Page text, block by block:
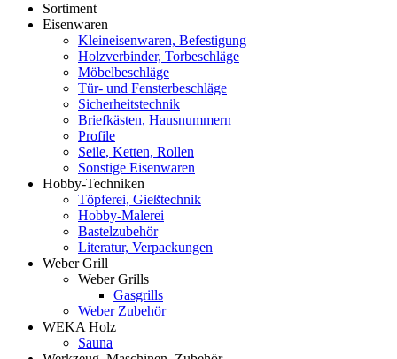
Sortiment
Eisenwaren
Kleineisenwaren, Befestigung
Holzverbinder, Torbeschläge
Möbelbeschläge
Tür- und Fensterbeschläge
Sicherheitstechnik
Briefkästen, Hausnummern
Profile
Seile, Ketten, Rollen
Sonstige Eisenwaren
Hobby-Techniken
Töpferei, Gießtechnik
Hobby-Malerei
Bastelzubehör
Literatur, Verpackungen
Weber Grill
Weber Grills
Gasgrills
Weber Zubehör
WEKA Holz
Sauna